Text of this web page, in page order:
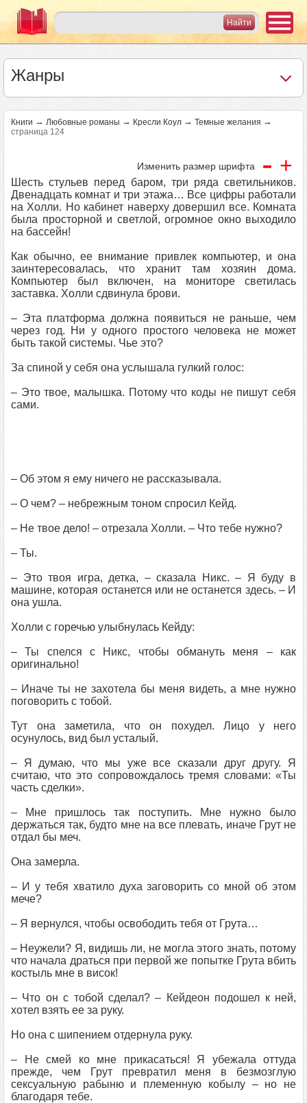
Жанры
Книги → Любовные романы → Кресли Коул → Темные желания →
страница 124
Изменить размер шрифта - +
Шесть стульев перед баром, три ряда светильников.
Двенадцать комнат и три этажа… Все цифры работали
на Холли. Но кабинет наверху довершил все. Комната
была просторной и светлой, огромное окно выходило
на бассейн!
Как обычно, ее внимание привлек компьютер, и она
заинтересовалась, что хранит там хозяин дома.
Компьютер был включен, на мониторе светилась
заставка. Холли сдвинула брови.
– Эта платформа должна появиться не раньше, чем
через год. Ни у одного простого человека не может
быть такой системы. Чье это?
За спиной у себя она услышала гулкий голос:
– Это твое, малышка. Потому что коды не пишут себя
сами.
– Об этом я ему ничего не рассказывала.
– О чем? – небрежным тоном спросил Кейд.
– Не твое дело! – отрезала Холли. – Что тебе нужно?
– Ты.
– Это твоя игра, детка, – сказала Никс. – Я буду в
машине, которая останется или не останется здесь. – И
она ушла.
Холли с горечью улыбнулась Кейду:
– Ты спелся с Никс, чтобы обмануть меня – как
оригинально!
– Иначе ты не захотела бы меня видеть, а мне нужно
поговорить с тобой.
Тут она заметила, что он похудел. Лицо у него
осунулось, вид был усталый.
– Я думаю, что мы уже все сказали друг другу. Я
считаю, что это сопровождалось тремя словами: «Ты
часть сделки».
– Мне пришлось так поступить. Мне нужно было
держаться так, будто мне на все плевать, иначе Грут не
отдал бы меч.
Она замерла.
– И у тебя хватило духа заговорить со мной об этом
мече?
– Я вернулся, чтобы освободить тебя от Грута…
– Неужели? Я, видишь ли, не могла этого знать, потому
что начала драться при первой же попытке Грута вбить
костыль мне в висок!
– Что он с тобой сделал? – Кейдеон подошел к ней,
хотел взять ее за руку.
Но она с шипением отдернула руку.
– Не смей ко мне прикасаться! Я убежала оттуда
прежде, чем Грут превратил меня в безмозглую
сексуальную рабыню и племенную кобылу – но не
благодаря тебе.